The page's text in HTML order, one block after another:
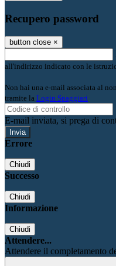
Recupero password
button close ×
all'indirizzo indicato con le
Non hai una e-mail associata al
tramite la Login Spaggiari
E-mail inviata, si prega di
Errore
Chiudi
Successo
Chiudi
Informazione
Chiudi
Attendere...
Attendere il completamento